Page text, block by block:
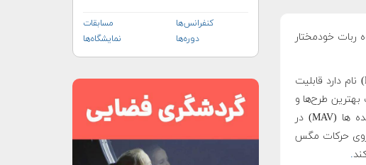
میوه ربات خودمختار
به گزارش آنا از نیو اطلس، این ربات که دل‌فلای نیمبل (DelFly Nimble) نام دارد قابلیت
طرح‌ها و
ایده‌ها را برای الهام دادن به انسان‌ها دارد. او که در آزمایشگاه ریزپرنده ها (MAV) در
فناوری دلفت کار تحقیقاتی‌اش را انجام می‌دهد، از سال ۲۰۰۵ روی حرکات مگس
.
کنفرانس‌ها
مسابقات
دوره‌ها
نمایشگاه‌ها